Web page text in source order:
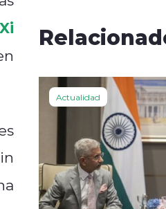
Actualidad